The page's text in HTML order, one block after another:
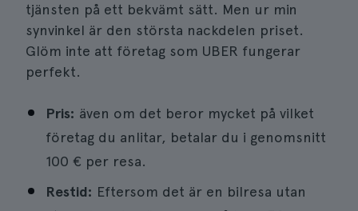
tjänsten på ett bekvämt sätt. Men ur min
synvinkel är den största nackdelen priset.
Glöm inte att företag som UBER fungerar
perfekt.
Pris: även om det beror mycket på vilket
företag du anlitar, betalar du i genomsnitt
100 € per resa.
Restid: Eftersom det är en bilresa utan